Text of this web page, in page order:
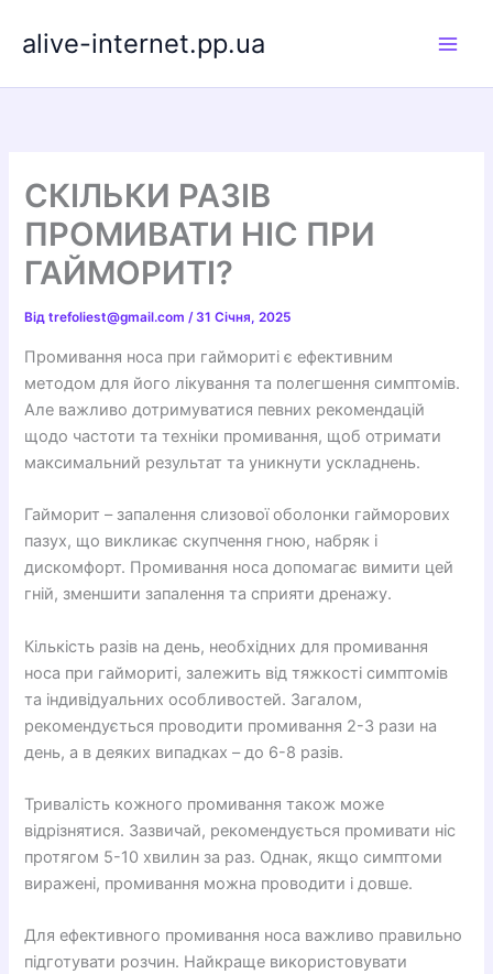
alive-internet.pp.ua
СКІЛЬКИ РАЗІВ
ПРОМИВАТИ НІС ПРИ
ГАЙМОРИТІ?
Відtrefoliest@gmail.com/ 31 Січня, 2025
Промивання носа при гаймориті є ефективним
методом для його лікування та полегшення симптомів.
Але важливо дотримуватися певних рекомендацій
щодо частоти та техніки промивання, щоб отримати
максимальний результат та уникнути ускладнень.
Гайморит – запалення слизової оболонки гайморових
пазух, що викликає скупчення гною, набряк і
дискомфорт. Промивання носа допомагає вимити цей
гній, зменшити запалення та сприяти дренажу.
Кількість разів на день, необхідних для промивання
носа при гаймориті, залежить від тяжкості симптомів
та індивідуальних особливостей. Загалом,
рекомендується проводити промивання 2-3 рази на
день, а в деяких випадках – до 6-8 разів.
Тривалість кожного промивання також може
відрізнятися. Зазвичай, рекомендується промивати ніс
протягом 5-10 хвилин за раз. Однак, якщо симптоми
виражені, промивання можна проводити і довше.
Для ефективного промивання носа важливо правильно
підготувати розчин. Найкраще використовувати